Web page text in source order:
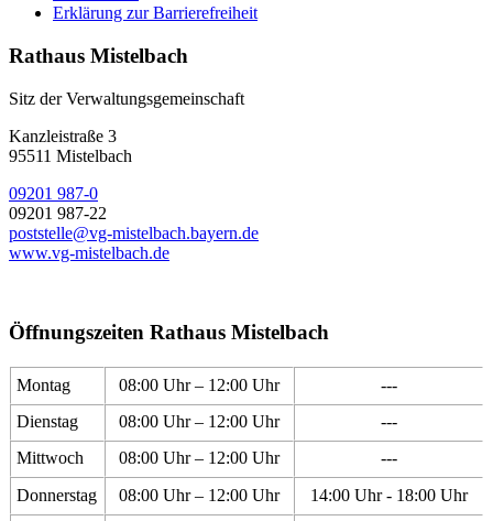
Erklärung zur Barrierefreiheit
Rathaus Mistelbach
Sitz der Verwaltungsgemeinschaft
Kanzleistraße 3
95511 Mistelbach
09201 987-0
09201 987-22
poststelle@vg-mistelbach.bayern.de
www.vg-mistelbach.de
Öffnungszeiten Rathaus Mistelbach
Montag 08:00 Uhr – 12:00 Uhr
---
Dienstag
08:00 Uhr – 12:00 Uhr
---
Mittwoch
08:00 Uhr – 12:00 Uhr
---
Donnerstag
08:00 Uhr – 12:00 Uhr
14:00 Uhr - 18:00 Uhr